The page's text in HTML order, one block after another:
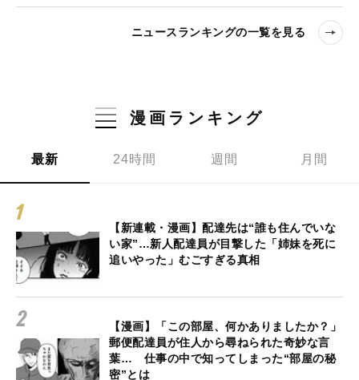
ニュースランキングの一覧を見る
漫画ランキング
最新 24時間 週間 月間
【新連載・漫画】配達先は“誰も住んでいな
い家”…新人配達員が目撃した「姉妹を死に
追いやった」むごすぎる真相
【漫画】「この部屋、何かありましたか？」
郵便配達員が住人から尋ねられた奇妙な言
葉… 仕事の中で知ってしまった“部屋の秘
密”とは